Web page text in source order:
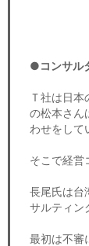
経済ニュー
労務顧問
●コンサル
Ｔ社は日
の松本さん
わせをして
そこで経営
長尾氏は台
サルティン
最初は不審